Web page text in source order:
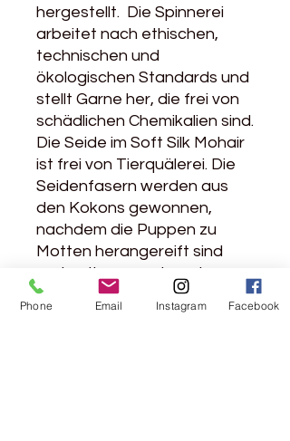
hergestellt. Die Spinnerei
arbeitet nach ethischen,
technischen und
ökologischen Standards und
stellt Garne her, die frei von
schädlichen Chemikalien sind.
Die Seide im Soft Silk Mohair
ist frei von Tierquälerei. Die
Seidenfasern werden aus
den Kokons gewonnen,
nachdem die Puppen zu
Motten herangereift sind
und entkommen konnten.
Das bedeutet, dass die
Seidenwürmer nicht wie bei
Phone Email Instagram Facebook